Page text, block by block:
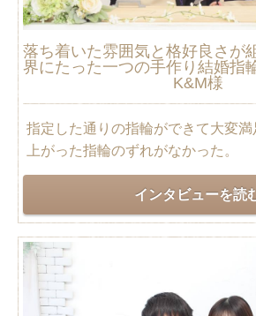
落ち着いた雰囲気と格好良さが
界にたった一つの手作り結婚
K&M様
指定した通りの指輪ができて大変
上がった指輪のずれがなかった。
インタビューを読